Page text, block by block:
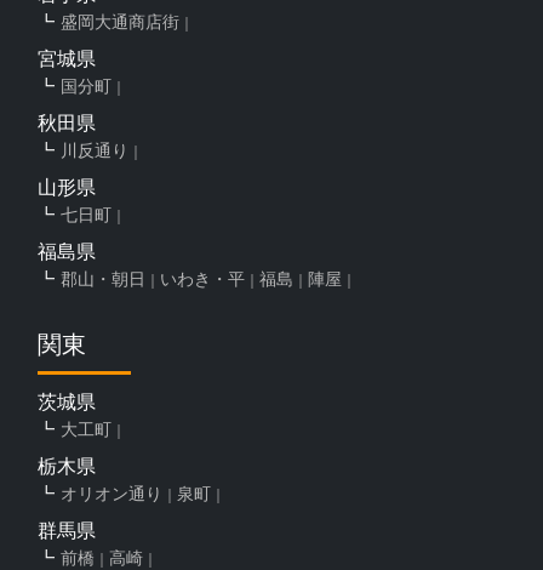
盛岡大通商店街
宮城県
国分町
秋田県
川反通り
山形県
七日町
福島県
郡山・朝日 いわき・平 福島 陣屋
関東
茨城県
大工町
栃木県
オリオン通り 泉町
群馬県
前橋 高崎